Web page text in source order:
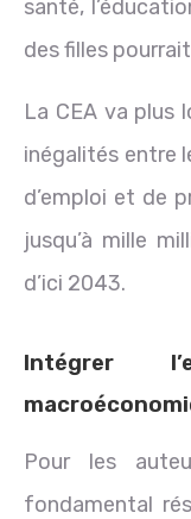
santé,
des filles
La CEA va plus
inégalités entre
d’emploi et de
jusqu’à mille
d’ici 2043.
Intégrer
Pour les
fondamental